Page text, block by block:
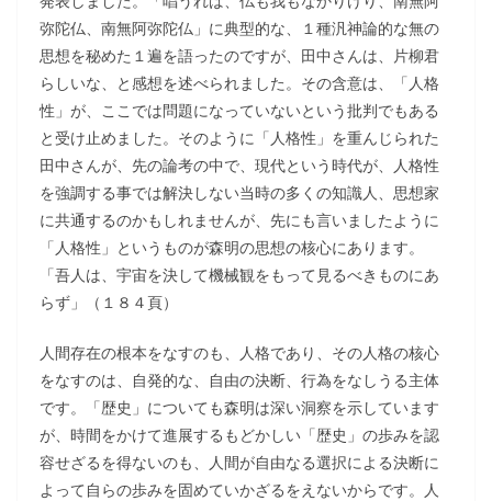
弥陀仏、南無阿弥陀仏」に典型的な、１種汎神論的な無の
思想を秘めた１遍を語ったのですが、田中さんは、片柳君
らしいな、と感想を述べられました。その含意は、「人格
性」が、ここでは問題になっていないという批判でもある
と受け止めました。そのように「人格性」を重んじられた
田中さんが、先の論考の中で、現代という時代が、人格性
を強調する事では解決しない当時の多くの知識人、思想家
に共通するのかもしれませんが、先にも言いましたように
「人格性」というものが森明の思想の核心にあります。
「吾人は、宇宙を決して機械観をもって見るべきものにあ
らず」（１８４頁）
人間存在の根本をなすのも、人格であり、その人格の核心
をなすのは、自発的な、自由の決断、行為をなしうる主体
です。「歴史」についても森明は深い洞察を示しています
が、時間をかけて進展するもどかしい「歴史」の歩みを認
容せざるを得ないのも、人間が自由なる選択による決断に
よって自らの歩みを固めていかざるをえないからです。人